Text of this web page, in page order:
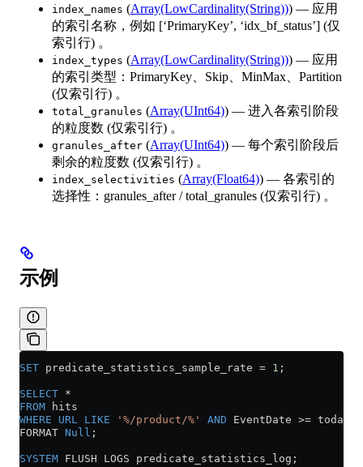
index_names (Array(LowCardinality(String))) — 应用
的索引名称，例如 [‘PrimaryKey’, ‘idx_bf_status’] (仅
索引行) 。
index_types (Array(LowCardinality(String))) — 应用
的索引类型：PrimaryKey、Skip、MinMax、Partition
(仅索引行) 。
total_granules (Array(UInt64)) — 进入各索引阶段
的粒度数 (仅索引行) 。
granules_after (Array(UInt64)) — 每个索引阶段后
剩余的粒度数 (仅索引行) 。
index_selectivities (Array(Float64)) — 各索引的
选择性：granules_after / total_granules (仅索引行) 。
示例
SET predicate_statistics_sample_rate = 1 ;
SELECT *
FROM hits
WHERE URL LIKE '%/product/%' AND EventDate >=
FORMAT Null ;
SYSTEM FLUSH LOGS predicate_statistics_log;